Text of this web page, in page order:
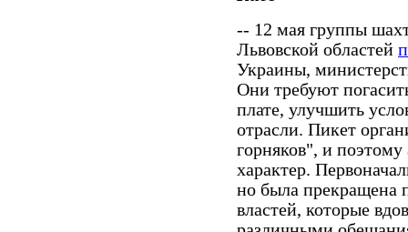
-- 12 мая группы
Львовской областей
Украины,
Они требуют
плате, улучшить
отрасли. Пикет
горняков", и
характер.
но была прекращена
властей, которые